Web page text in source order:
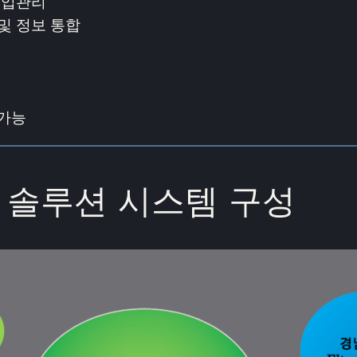
정보 통합
능
루션 시스템 구성